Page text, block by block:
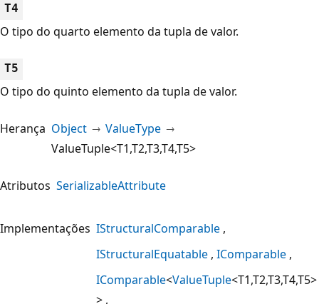
T4
O tipo do quarto elemento da tupla de valor.
T5
O tipo do quinto elemento da tupla de valor.
Herança Object
ValueType
ValueTuple<T1,T2,T3,T4,T5>
Atributos SerializableAttribute
Implementações IStructuralComparable
IStructuralEquatable IComparable
IComparable<ValueTuple<T1,T2,T3,T4,T5>
>